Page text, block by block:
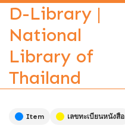
D-Library |
National
Library of
Thailand
Item เลขทะเบียนหนังสือ